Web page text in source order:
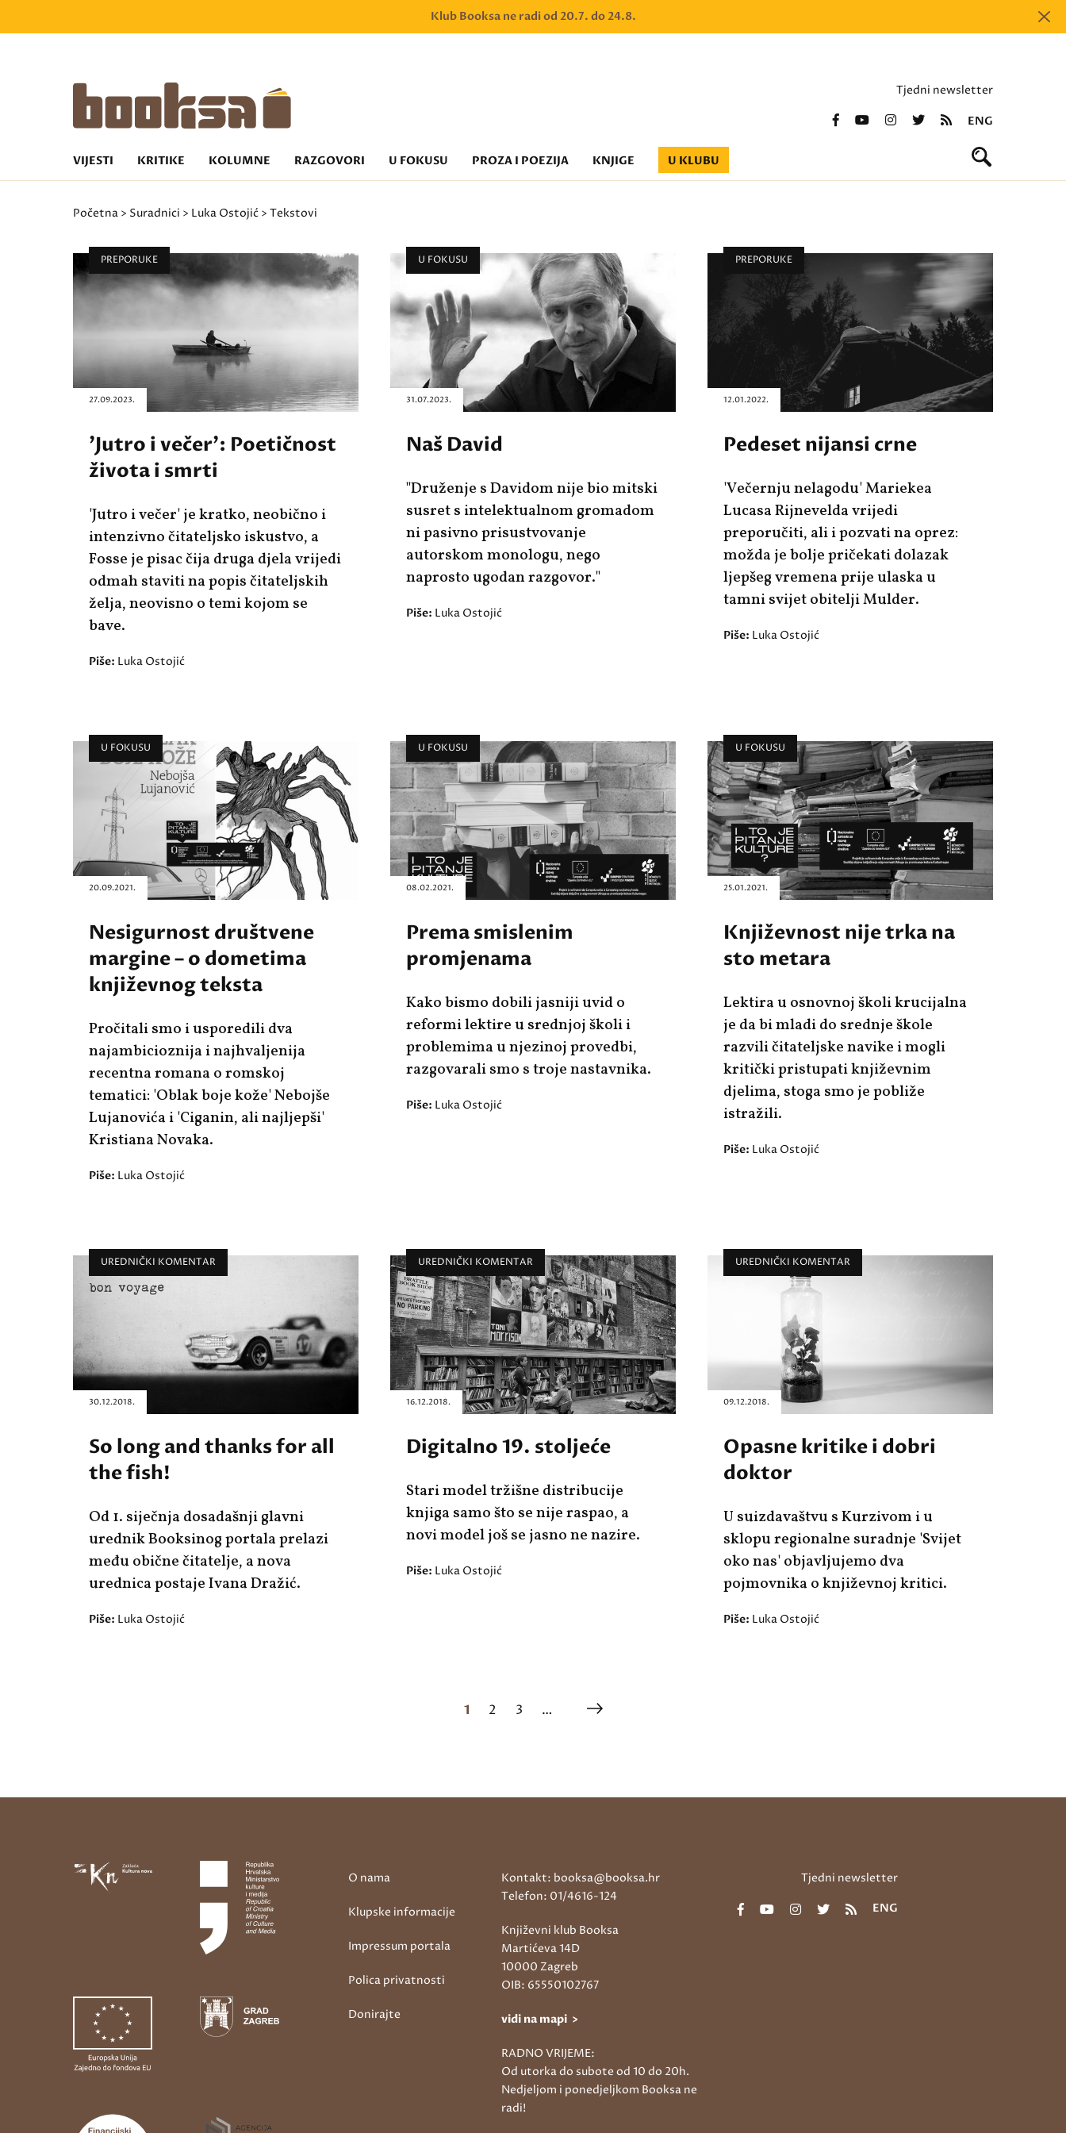
Klub Booksa ne radi od 20.7. do 24.8.
Tjedni newsletter
ENG
VIJESTI KRITIKE KOLUMNE RAZGOVORI U FOKUSU PROZA I POEZIJA KNJIGE U KLUBU
Početna > Suradnici > Luka Ostojić > Tekstovi
PREPORUKE
27.09.2023.
'Jutro i večer': Poetičnost
života i smrti
'Jutro i večer' je kratko, neobično i
intenzivno čitateljsko iskustvo, a
Fosse je pisac čija druga djela vrijedi
odmah staviti na popis čitateljskih
želja, neovisno o temi kojom se
bave.
Piše: Luka Ostojić
U FOKUSU
31.07.2023.
Naš David
"Druženje s Davidom nije bio mitski
susret s intelektualnom gromadom
ni pasivno prisustvovanje
autorskom monologu, nego
naprosto ugodan razgovor."
Piše: Luka Ostojić
PREPORUKE
12.01.2022.
Pedeset nijansi crne
'Večernju nelagodu' Mariekea
Lucasa Rijnevelda vrijedi
preporučiti, ali i pozvati na oprez:
možda je bolje pričekati dolazak
ljepšeg vremena prije ulaska u
tamni svijet obitelji Mulder.
Piše: Luka Ostojić
U FOKUSU
20.09.2021.
Nesigurnost društvene
margine – o dometima
književnog teksta
Pročitali smo i usporedili dva
najambicioznija i najhvaljenija
recentna romana o romskoj
tematici: 'Oblak boje kože' Nebojše
Lujanovića i 'Ciganin, ali najljepši'
Kristiana Novaka.
Piše: Luka Ostojić
U FOKUSU
08.02.2021.
Prema smislenim
promjenama
Kako bismo dobili jasniji uvid o
reformi lektire u srednjoj školi i
problemima u njezinoj provedbi,
razgovarali smo s troje nastavnika.
Piše: Luka Ostojić
U FOKUSU
25.01.2021.
Književnost nije trka na
sto metara
Lektira u osnovnoj školi krucijalna
je da bi mladi do srednje škole
razvili čitateljske navike i mogli
kritički pristupati književnim
djelima, stoga smo je pobliže
istražili.
Piše: Luka Ostojić
UREDNIČKI KOMENTAR
30.12.2018.
So long and thanks for all
the fish!
Od 1. siječnja dosadašnji glavni
urednik Booksinog portala prelazi
među obične čitatelje, a nova
urednica postaje Ivana Dražić.
Piše: Luka Ostojić
UREDNIČKI KOMENTAR
16.12.2018.
Digitalno 19. stoljeće
Stari model tržišne distribucije
knjiga samo što se nije raspao, a
novi model još se jasno ne nazire.
Piše: Luka Ostojić
UREDNIČKI KOMENTAR
09.12.2018.
Opasne kritike i dobri
doktor
U suizdavaštvu s Kurzivom i u
sklopu regionalne suradnje 'Svijet
oko nas' objavljujemo dva
pojmovnika o književnoj kritici.
Piše: Luka Ostojić
1 2 3 …
O nama
Klupske informacije
Impressum portala
Polica privatnosti
Donirajte
Kontakt: booksa@booksa.hr
Telefon: 01/4616-124
Književni klub Booksa
Martićeva 14D
10000 Zagreb
OIB: 65550102767
vidi na mapi >
RADNO VRIJEME:
Od utorka do subote od 10 do 20h.
Nedjeljom i ponedjeljkom Booksa ne
radi!
Tjedni newsletter
ENG